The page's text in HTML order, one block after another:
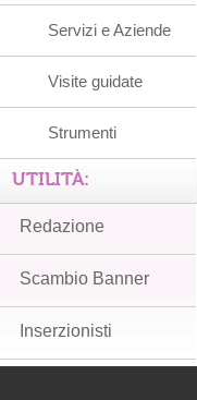
Servizi e Aziende
Visite guidate
Strumenti
UTILITÀ:
Redazione
Scambio Banner
Inserzionisti